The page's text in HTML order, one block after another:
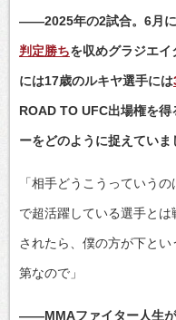
――2025年の2試合。6月
判定勝ちを収めグラジエイ
には17歳のルキヤ選手には
ROAD TO UFC出場権を
ーをどのように捉えていま
「相手どうこうっていう
で超活躍している選手と
されたら、僕の方が下と
第なので」
――MMAファイター人生が